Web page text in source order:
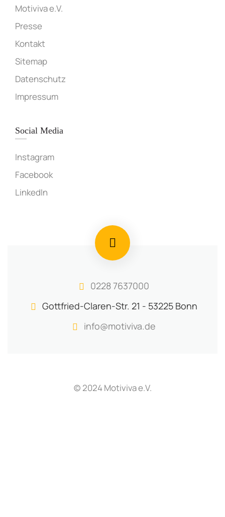
Motiviva e.V.
Presse
Kontakt
Sitemap
Datenschutz
Impressum
Social Media
Instagram
Facebook
LinkedIn
0228 7637000
Gottfried-Claren-Str. 21 - 53225 Bonn
info@motiviva.de
(c) 2024 Motiviva e.V.